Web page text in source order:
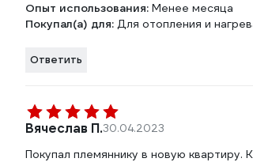
Опыт использования: Менее месяца
Покупал(а) для: Для отопления и
Ответить
Вячеслав П.30.04.2023
Покупал племяннику в новую квартиру.